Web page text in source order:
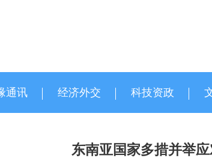
通讯 经济外交 科技资政
东南亚国家多措并举